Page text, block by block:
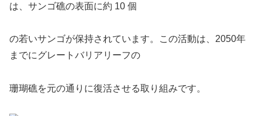
は、サンゴ礁の表面に約 10 個
の若いサンゴが保持されています。この活動は、2050年
までにグレートバリアリーフの
珊瑚礁を元の通りに復活させる取り組みです。